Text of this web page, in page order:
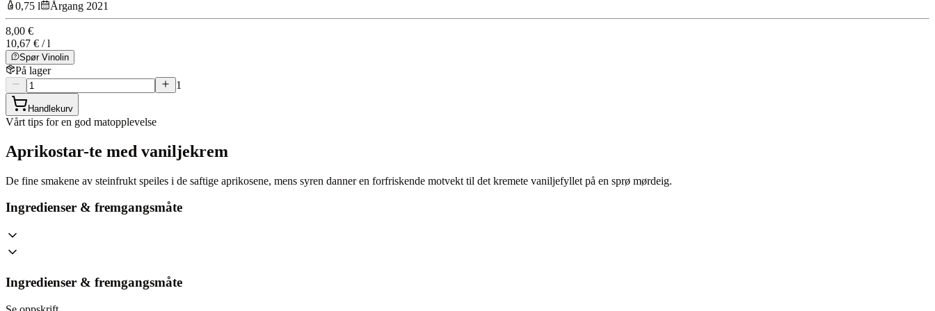
0,75 l
Årgang 2021
8,00 €
10,67 € / l
Spør Vinolin
På lager
1
Handlekurv
Vårt tips for en god matopplevelse
Aprikostar-te med vaniljekrem
De fine smakene av steinfrukt speiles i de saftige aprikosene, mens syren danner en forfriskende motvekt til det kremete vaniljefyllet på en sprø mørdeig.
Ingredienser & fremgangsmåte
Ingredienser & fremgangsmåte